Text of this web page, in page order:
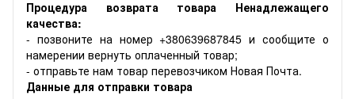
Процедура возврата товара Ненадлежащего
качества:
- позвоните на номер +380639687845 и сообщите о
намерении вернуть оплаченный товар;
- отправьте нам товар перевозчиком Новая Почта.
Данные для отправки товара